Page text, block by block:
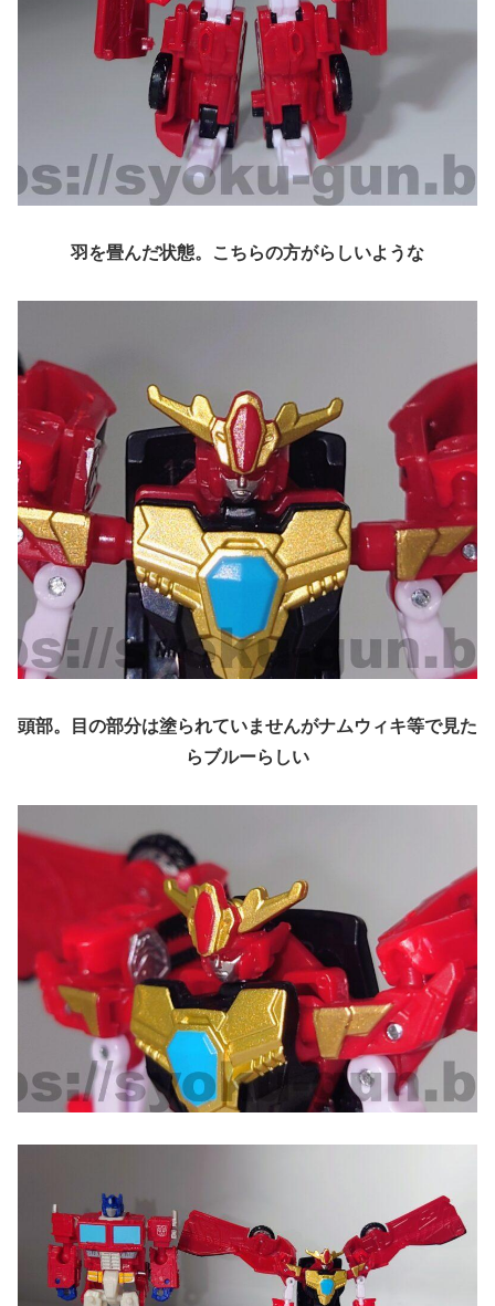
羽を畳んだ状態。こちらの方がらしいような
頭部。目の部分は塗られていませんがナムウィキ等で見た
らブルーらしい